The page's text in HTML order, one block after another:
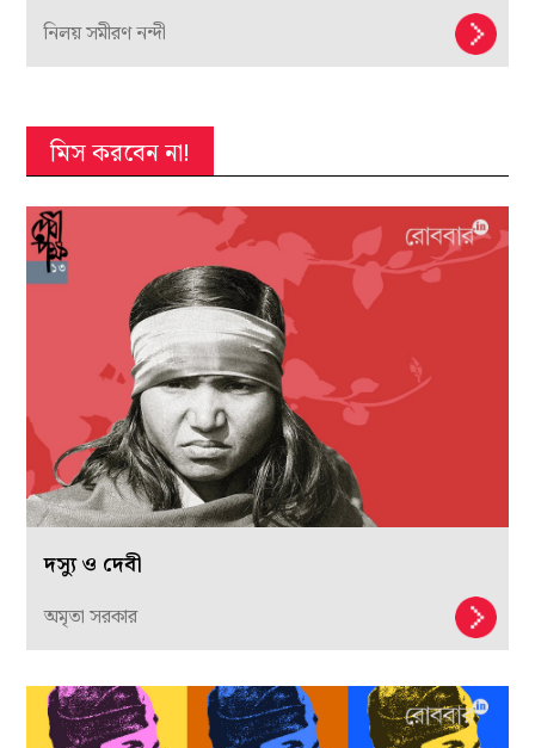
নিলয় সমীরণ নন্দী
মিস করবেন না!
দস্যু ও দেবী
অমৃতা সরকার